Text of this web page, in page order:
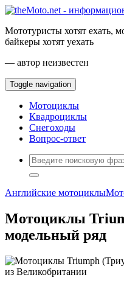
Мототуристы хотят ехать,
байкеры хотят уехать
— автор неизвестен
Toggle navigation
Мотоциклы
Квадроциклы
Снегоходы
Вопрос-ответ
Английские мотоциклы
Мотоциклы
модельный ряд